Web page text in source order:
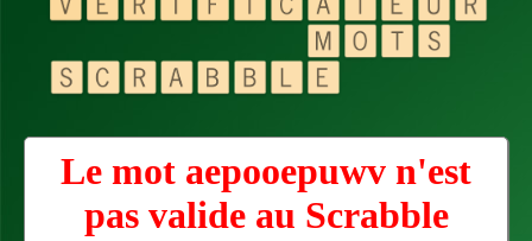
Le mot aepooepuwv n'est
pas valide au Scrabble